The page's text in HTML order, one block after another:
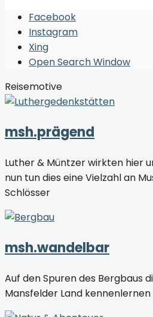
Facebook
Instagram
Xing
Open Search Window
Reisemotive
msh.prägend
Luther & Müntzer wirkten hier
nun tun dies eine Vielzahl an
Schlösser
msh.wandelbar
Auf den Spuren des Bergbaus
Mansfelder Land kennenlernen